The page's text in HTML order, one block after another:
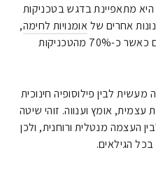
מתאפיינת בדגש בטכניקות
אחרים שלאומנויות לחימה,
בטאקוונדו יש שימוש נרחב ברגליים כאשר כ-70% מהטכניקות
לבין פילוסופיה חינוכית
אומץ וענווה. זוהי שיטה
העצמה מנטלית ורוחנית, ולכן
הגילאים.